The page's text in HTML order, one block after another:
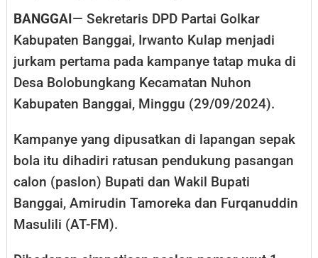
Tamoreka
BANGGAI— Sekretaris DPD Partai Golkar
Kabupaten Banggai, Irwanto Kulap menjadi
jurkam pertama pada kampanye tatap muka di
Desa Bolobungkang Kecamatan Nuhon
Kabupaten Banggai, Minggu (29/09/2024).
Kampanye yang dipusatkan di lapangan sepak
bola itu dihadiri ratusan pendukung pasangan
calon (paslon) Bupati dan Wakil Bupati
Banggai, Amirudin Tamoreka dan Furqanuddin
Masulili (AT-FM).